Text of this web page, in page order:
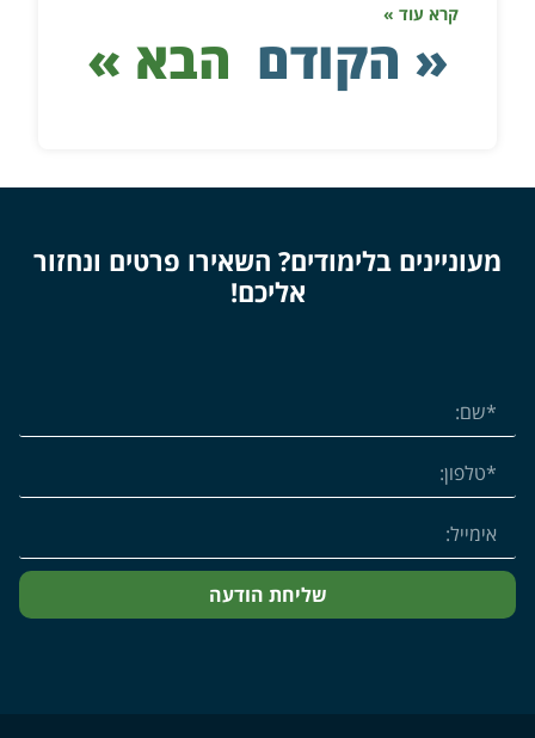
קרא עוד »
« הקודם הבא »
מעוניינים בלימודים? השאירו פרטים ונחזור
אליכם!
שליחת הודעה